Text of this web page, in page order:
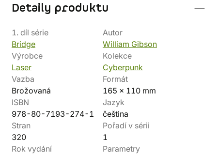
Detaily produktu
1. díl série
Bridge
Autor
William Gibson
Výrobce
Laser
Kolekce
Cyberpunk
Vazba
Brožovaná
Formát
165 x 110 mm
ISBN
978-80-7193-274-1
Jazyk
čeština
Stran
320
Pořadí v sérii
1
Rok vydání
Parametry